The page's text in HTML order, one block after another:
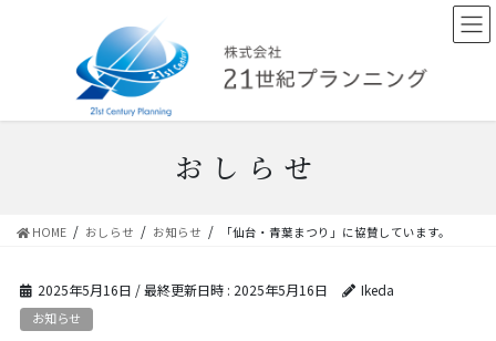
へ
ョ
おしらせ
HOME おしらせ お知らせ 「仙台・青葉まつり」に協賛しています。
2025年5月16日 / 最終更新日時 : 2025年5月16日 Ikeda
お知らせ